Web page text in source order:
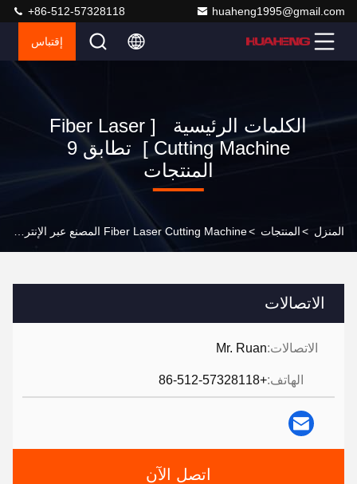
huaheng1995@gmail.com
+86-512-57328118
إقتباس
الكلمات الرئيسية [ Fiber Laser
Cutting Machine ] تطابق 9
المنتجات
المنزل >المنتجات >
الاتصالات
الاتصالات:Mr. Ruan
الهاتف:+86-512-57328118
اتصل الآن